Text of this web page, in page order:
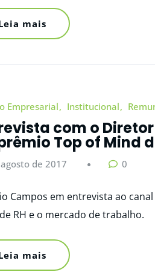
mais
Empresarial Institucional
com o
Top of Mind
de 2017 0
Campos em entrevista ao
RH e o mercado de trabalho.
mais